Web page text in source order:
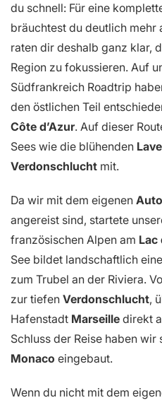
du schnell: Für eine
bräuchtest du deutlich mehr
raten dir deshalb ganz klar,
Region zu fokussieren. Auf
Südfrankreich Roadtrip
den östlichen Teil
Côte d’Azur. Auf dieser
Sees wie die blühenden
Verdonschlucht mit.
Da wir mit dem eigenen Auto
angereist sind, startete
französischen Alpen am Lac
See bildet landschaftlich
zum Trubel an der Riviera.
zur tiefen Verdonschlucht,
Hafenstadt Marseille direkt
Schluss der Reise haben
Monaco eingebaut.
Wenn du nicht mit dem